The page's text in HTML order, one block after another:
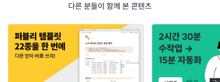
다른 분들이 함께 본 콘텐츠